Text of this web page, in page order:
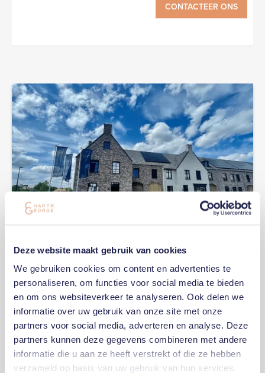
Deze website maakt gebruik van cookies
We gebruiken cookies om content en advertenties te
personaliseren, om functies voor social media te bieden
en om ons websiteverkeer te analyseren. Ook delen we
informatie over uw gebruik van onze site met onze
partners voor social media, adverteren en analyse. Deze
partners kunnen deze gegevens combineren met andere
informatie die u aan ze heeft verstrekt of die ze hebben
verzameld op basis van uw gebruik van hun services.
INSCHRIJVEN VOOR EEN KIJKDAG
Schrijf je in om onze nieuwste woningen en
appartementen te bezichtigen. Vind jouw toekomstige thuis
tijdens onze kijkdagen!